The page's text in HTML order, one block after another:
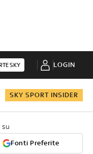
SKY LOGIN
SKY SPORT INSIDER
Fonti Preferite